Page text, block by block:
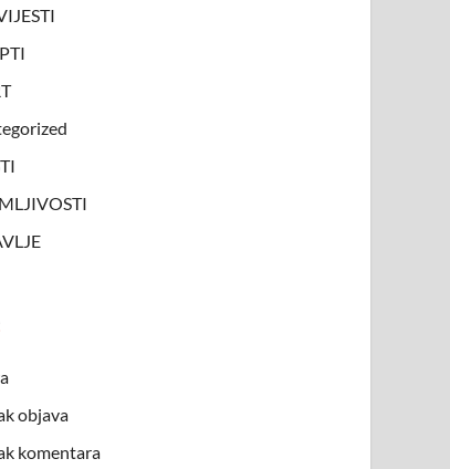
objava
komentara